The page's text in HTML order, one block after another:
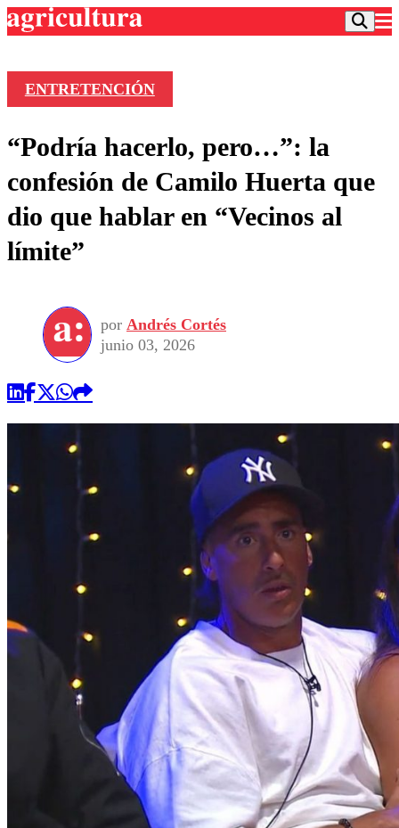
Frecuencias
Agricultura TV
Deportes
Colo Colo
Torneo Internacional
Torneo Nacional
Entretención
Internacional
Nacional
Programas
Comercial
ENTRETENCIÓN
“Podría hacerlo, pero…”: la
confesión de Camilo Huerta que
dio que hablar en “Vecinos al
límite”
por Andrés Cortés
junio 03, 2026